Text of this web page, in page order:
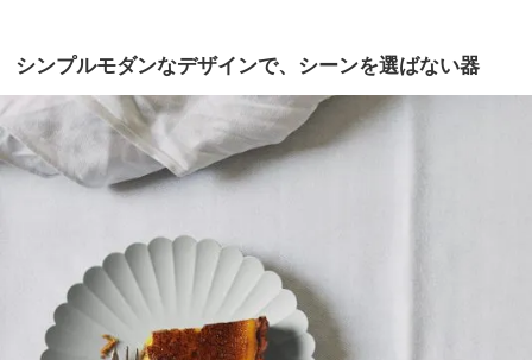
シンプルモダンなデザインで、シーンを選ばない器